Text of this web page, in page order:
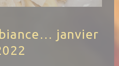
janvier